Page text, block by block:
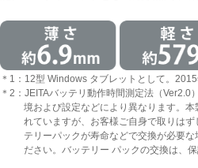
＊1：12型 Windows タブレットとして。
＊2：JEITAバッテリ動作時間測定法（Ver2.0
境および設定などにより異なります。
れていますが、お客様ご自身で取りは
テリーパックが寿命などで交換が必要
ださい。バッテリー パックの交換は、